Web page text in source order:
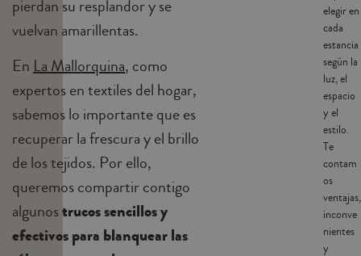
pierdan su resplandor y se
vuelvan amarillentas.
EnLa Mallorquina, como
expertos en textiles del hogar,
sabemos lo importante que es
recuperar la frescura y el brillo
de los tejidos. Por ello,
queremos compartir contigo
algunostrucos sencillos y
efectivos para blanquear las
elegir en
cada
estancia
según la
luz, el
espacio
y el
estilo.
Te
contam
os
ventajas,
inconve
nientes
y